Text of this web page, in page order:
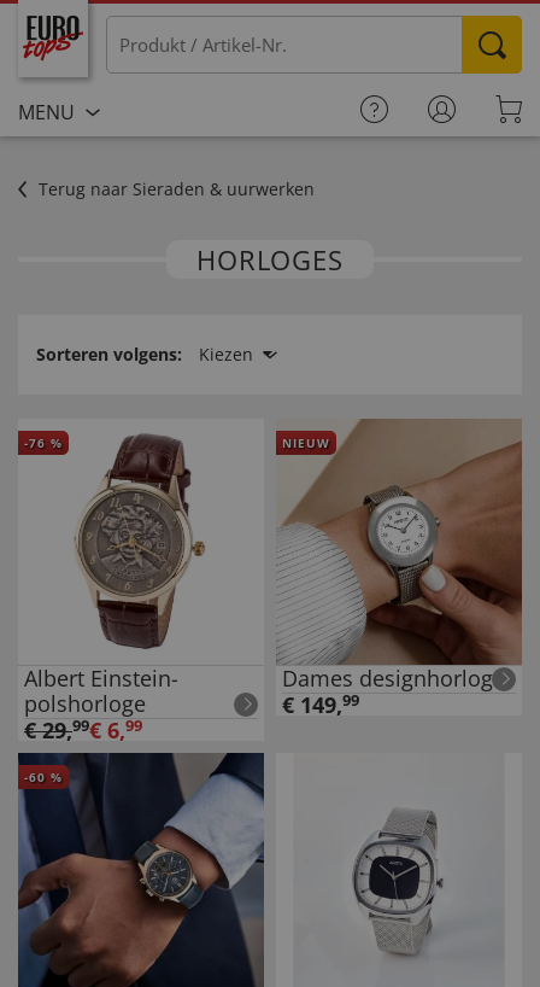
MENU
Terug naar Sieraden & uurwerken
HORLOGES
Sorteren volgens: Kiezen
-76 %
Albert Einstein-
polshorloge
€29,99€ 6,99
NIEUW
Dames designhorloge
€ 149,99
-60 %